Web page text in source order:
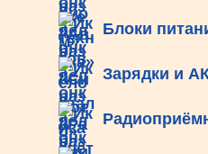
Блоки
Зарядки и